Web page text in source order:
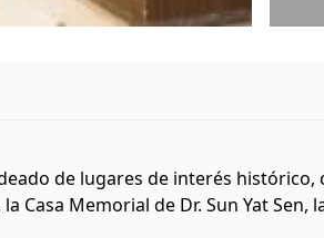
de lugares de interés histórico,
Memorial de Dr. Sun Yat Sen,